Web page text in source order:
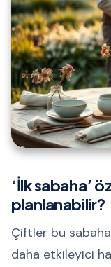
‘İlk sabaha’
planlanabilir?
Çiftler bu sabaha
daha etkileyici